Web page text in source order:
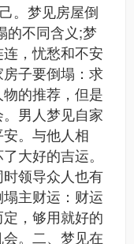
。梦见房屋倒
的不同含义;梦
，忧愁和不安
子要倒塌：求
的推荐，但是
男人梦见自家
。与他人相
大好的吉运。
领导众人也有
主财运：财运
，够用就好的
。二、梦见在